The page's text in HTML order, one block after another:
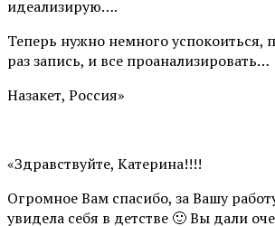
идеализирую….
Теперь нужно немного успокоиться,
раз запись, и все проанализировать…
Назакет, Россия»
«Здравствуйте, Катерина!!!!
Огромное Вам спасибо, за Вашу
увидела себя в детстве 🙂 Вы дали